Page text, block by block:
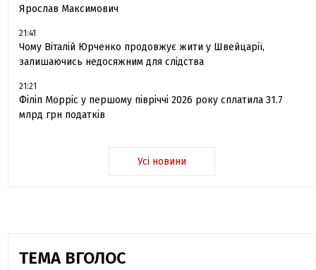
Ярослав Максимович
21:41
Чому Віталій Юрченко продовжує жити у Швейцарії,
залишаючись недосяжним для слідства
21:21
Філіп Морріс у першому півріччі 2026 року сплатила 31.7
млрд грн податків
Усі новини
ТЕМА ВГОЛОС